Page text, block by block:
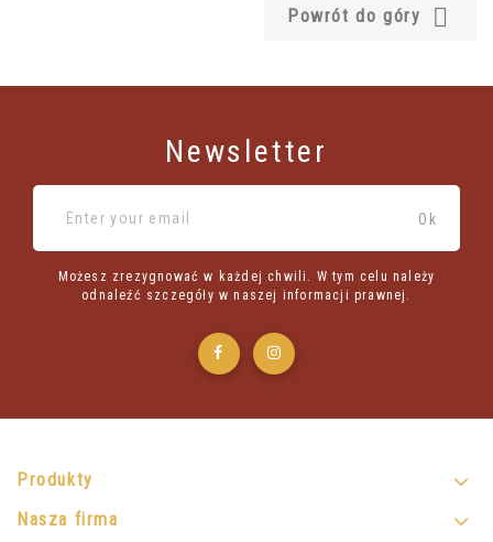
Powrót do góry 
Newsletter
Możesz zrezygnować w każdej chwili. W tym celu należy
odnaleźć szczegóły w naszej informacji prawnej.
Produkty
Nasza firma